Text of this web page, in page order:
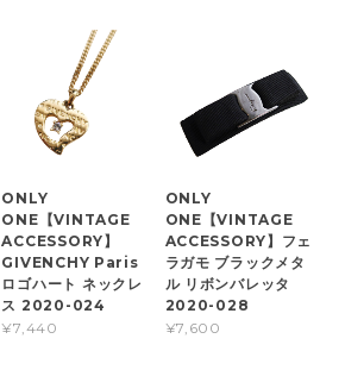
ONLY
ONE【VINTAGE
ACCESSORY】
GIVENCHY Paris
ロゴハート ネックレ
ス 2020-024
¥7,440
ONLY
ONE【VINTAGE
ACCESSORY】フェ
ラガモ ブラックメタ
ル リボンバレッタ
2020-028
¥7,600